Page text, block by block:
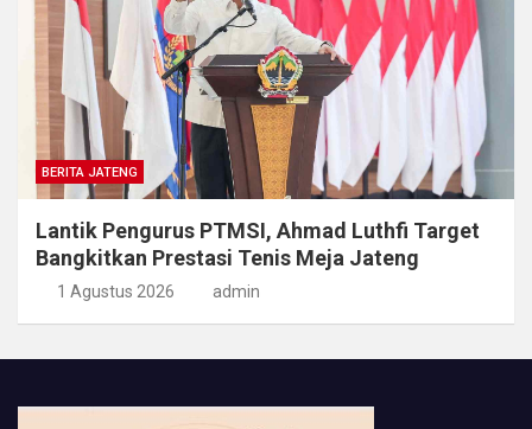
BERITA JATENG
Lantik Pengurus PTMSI, Ahmad Luthfi Target
Bangkitkan Prestasi Tenis Meja Jateng
1 Agustus 2026 admin